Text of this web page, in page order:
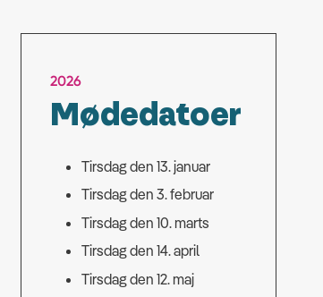
2026
Mødedatoer
Tirsdag den 13. januar
Tirsdag den 3. februar
Tirsdag den 10. marts
Tirsdag den 14. april
Tirsdag den 12. maj